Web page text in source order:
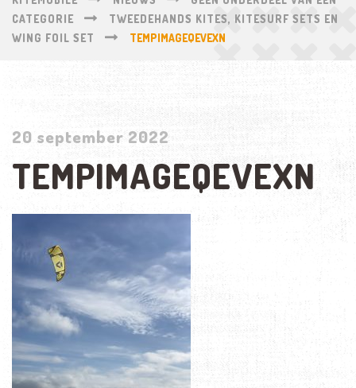
CATEGORIE
TWEEDEHANDS KITES, KITESURF SETS EN
WING FOIL SET
TEMPIMAGEQEVEXN
20 september 2022
TEMPIMAGEQEVEXN